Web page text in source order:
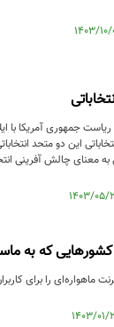
ریاست جمهوری آمریکا
این دو متحد
معنای چالش آفرینی
که به
را برای